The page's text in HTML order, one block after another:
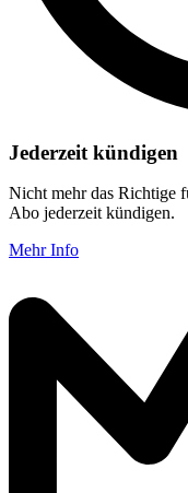
Jederzeit kündigen
Nicht mehr das Richtige
Abo jederzeit kündigen.
Mehr Info